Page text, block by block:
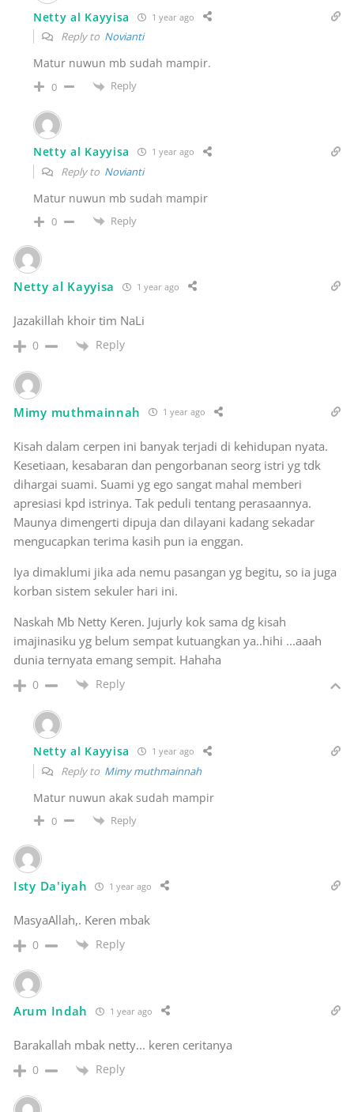
Netty al Kayyisa 1 year ago
Reply to Novianti
Matur nuwun mb sudah mampir.
0 Reply
Netty al Kayyisa 1 year ago
Reply to Novianti
Matur nuwun mb sudah mampir
0 Reply
Netty al Kayyisa 1 year ago
Jazakillah khoir tim NaLi
0 Reply
Mimy muthmainnah 1 year ago
Kisah dalam cerpen ini banyak terjadi di kehidupan nyata.
Kesetiaan, kesabaran dan pengorbanan seorg istri yg tdk
dihargai suami. Suami yg ego sangat mahal memberi
apresiasi kpd istrinya. Tak peduli tentang perasaannya.
Maunya dimengerti dipuja dan dilayani kadang sekadar
mengucapkan terima kasih pun ia enggan.
Iya dimaklumi jika ada nemu pasangan yg begitu, so ia juga
korban sistem sekuler hari ini.
Naskah Mb Netty Keren. Jujurly kok sama dg kisah
imajinasiku yg belum sempat kutuangkan ya..hihi ...aaah
dunia ternyata emang sempit. Hahaha
0 Reply
Netty al Kayyisa 1 year ago
Reply to Mimy muthmainnah
Matur nuwun akak sudah mampir
0 Reply
Isty Da'iyah 1 year ago
MasyaAllah,. Keren mbak
0 Reply
Arum Indah 1 year ago
Barakallah mbak netty... keren ceritanya
0 Reply